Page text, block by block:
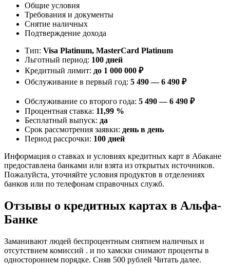
Общие условия
Требования и документы
Снятие наличных
Подтверждение дохода
Тип: Visa Platinum, MasterСard Platinum
Льготный период: 100 дней
Кредитный лимит: до 1 000 000 ₽
Обслуживание в первый год: 5 490 — 6 490 ₽
Обслуживание со второго года: 5 490 — 6 490 ₽
Процентная ставка: 11,99 %
Бесплатный выпуск: да
Срок рассмотрения заявки: день в день
Период рассрочки: 100 дней
Информация о ставках и условиях кредитных карт в Абакане
предоставлена банками или взята из открытых источников.
Пожалуйста, уточняйте условия продуктов в отделениях
банков или по телефонам справочных служб.
Отзывы о кредитных картах в Альфа-
Банке
Заманивают людей беспроцентным снятием наличных и
отсутствием комиссий . и по хамски снимают проценты в
одностороннем порядке. Сняв 500 рублей Читать далее.